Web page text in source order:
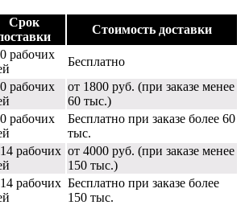
Срок
Стоимость доставки
рабочих
Бесплатно
рабочих
от 1800 руб. (при заказе менее
60 тыс.)
рабочих
Бесплатно при заказе более 60
тыс.
рабочих от 4000 руб. (при заказе менее
150 тыс.)
рабочих Бесплатно при заказе более
150 тыс.